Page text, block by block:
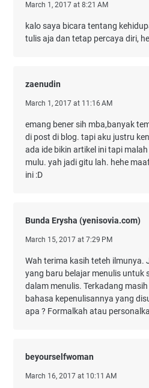
March 1, 2017 at 8:21 AM
kalo saya bicara tentang
tulis aja dan tetap percaya diri,
zaenudin
March 1, 2017 at 11:16 AM
emang bener sih mba,banyak
di post di blog. tapi aku justru
ada ide bikin artikel ini tapi
mulu. yah jadi gitu lah. hehe
ini :D
Bunda Erysha (yenisovia.com)
March 15, 2017 at 7:29 PM
Wah terima kasih teteh ilmunya.
yang baru belajar menulis untuk
dalam menulis. Terkadang
bahasa kepenulisannya yang
apa ? Formalkah atau
beyourselfwoman
March 16, 2017 at 10:11 AM